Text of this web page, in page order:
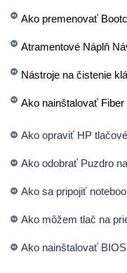
Ako premenovať
Atramentové Náplň
Nástroje na čistenie
Ako nainštalovať Fiber
Ako opraviť HP
Ako odobrať Puzdro
Ako sa pripojiť
Ako môžem tlač na
Ako nainštalovať